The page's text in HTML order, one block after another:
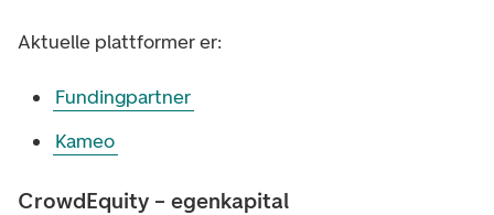
Aktuelle plattformer er:
Fundingpartner
Kameo
CrowdEquity – egenkapital